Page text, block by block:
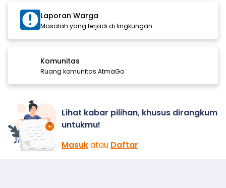
Laporan Warga
Masalah yang terjadi di lingkungan
Komunitas
Ruang komunitas AtmaGo
Lihat kabar pilihan, khusus dirangkum
untukmu!
Masukatau Daftar